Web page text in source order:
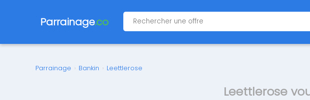
Parrainage.co
Parrainage › Bankin › Leettlerose
Leettlerose